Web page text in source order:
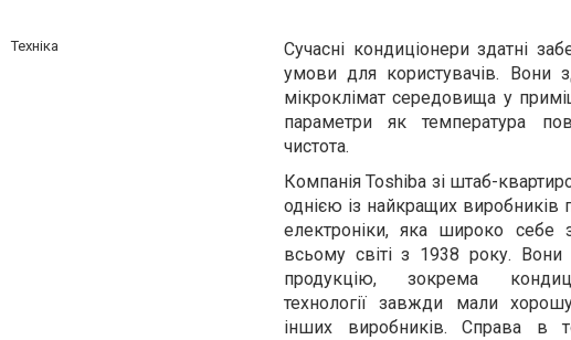
Техніка
Сучасні кондиціонери здатні
умови для користувачів. Вони
мікроклімат середовища у
параметри як температура
чистота.
Компанія Toshiba зі штаб-
однією із найкращих виробників
електроніки, яка широко себе
всьому світі з 1938 року. Вони
продукцію, зокрема
технології завжди мали
інших виробників. Справа в